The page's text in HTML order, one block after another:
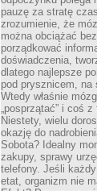
pauzę za stratę
zrozumienie, że
można obciążać
porządkować
doświadczenia,
dlatego najlepsze
pod prysznicem, na
Wtedy właśnie
„posprzątać” i coś
Niestety, wielu
okazję do
Sobota? Idealny
zakupy, sprawy
telefony. Jeśli
etat, organizm nie